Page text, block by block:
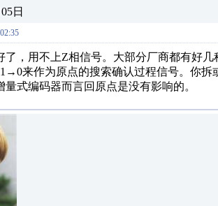
日
了，用不上Z相信号。大部分厂商都有好几
来作为原点的搜索确认过程信号。你拆
式编码器而言回原点是没有影响的。